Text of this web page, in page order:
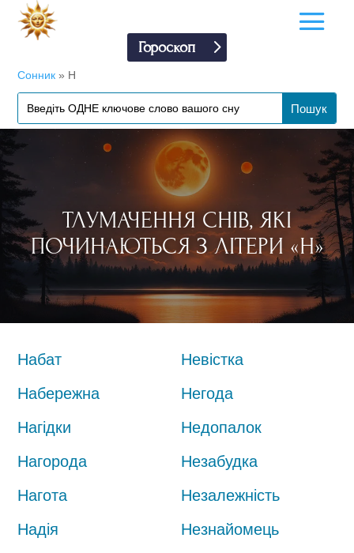
Гороскоп
Сонник » Н
ТЛУМАЧЕННЯ СНІВ, ЯКІ
ПОЧИНАЮТЬСЯ З ЛІТЕРИ «Н»
Набат
Набережна
Нагідки
Нагорода
Нагота
Надія
Невістка
Негода
Недопалок
Незабудка
Незалежність
Незнайомець